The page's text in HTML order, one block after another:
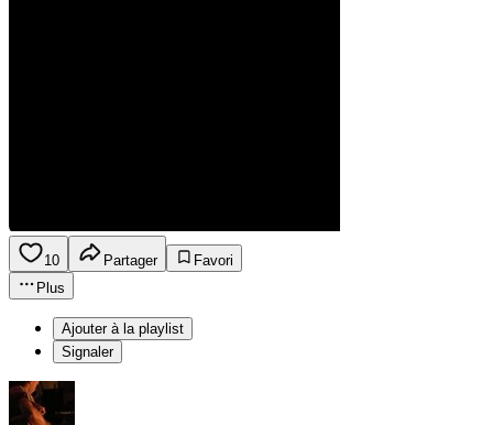
10 Partager
Favori
Plus
Ajouter à la playlist
Signaler